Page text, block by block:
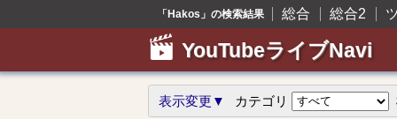
「Hakos」の検索結果 総合 総合2
YouTubeライブNavi
表示変更▼ カテゴリ